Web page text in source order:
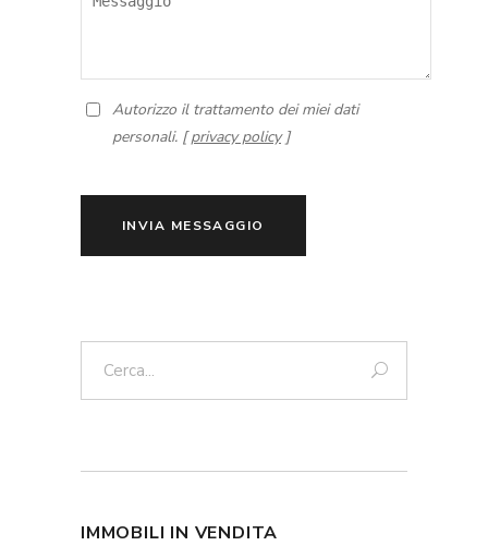
Autorizzo il trattamento dei miei dati
personali. [privacy policy]
INVIA MESSAGGIO
IMMOBILI IN VENDITA